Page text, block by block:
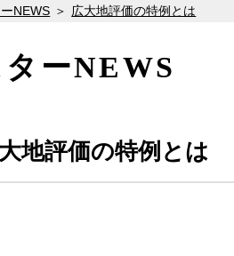
NEWS 広大地評価の特例とは
ーNEWS
地評価の特例とは